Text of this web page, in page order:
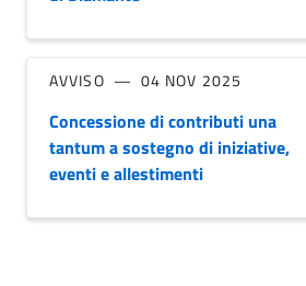
AVVISO 04 NOV 2025
Concessione di contributi una
tantum a sostegno di iniziative,
eventi e allestimenti